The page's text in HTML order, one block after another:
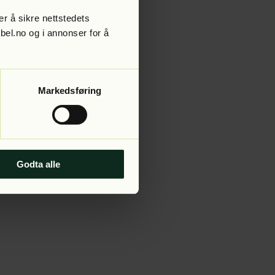
å sikre nettstedets
og i annonser for å
Markedsføring
Godta alle